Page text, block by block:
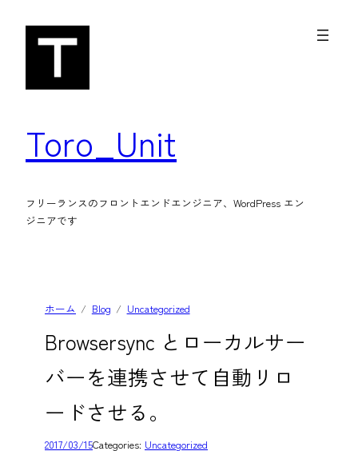
Toro_Unit
フリーランスのフロントエンドエンジニア、WordPress エン
ジニアです
ホーム Blog Uncategorized
Browsersync とローカルサー
バーを連携させて自動リロ
ードさせる。
2017/03/15Categories: Uncategorized